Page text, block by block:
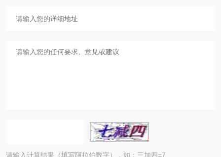
请输入计算结果（填写阿拉伯数字），如：三加四=7